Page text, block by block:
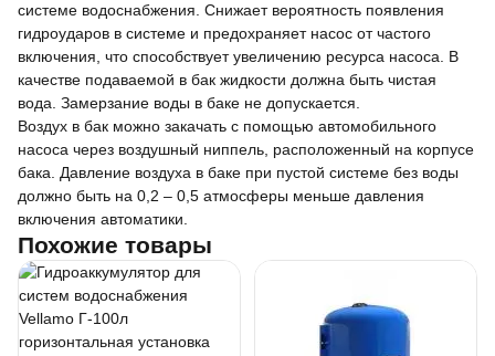
системе водоснабжения. Снижает вероятность появления
гидроударов в системе и предохраняет насос от частого
включения, что способствует увеличению ресурса насоса. В
качестве подаваемой в бак жидкости должна быть чистая
вода. Замерзание воды в баке не допускается.
Воздух в бак можно закачать с помощью автомобильного
насоса через воздушный ниппель, расположенный на корпусе
бака. Давление воздуха в баке при пустой системе без воды
должно быть на 0,2 – 0,5 атмосферы меньше давления
включения автоматики.
Похожие товары